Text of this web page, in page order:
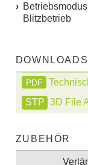
Blitzbetrieb
DOWNLOADS
PDF
3D File
ZUBEHÖR